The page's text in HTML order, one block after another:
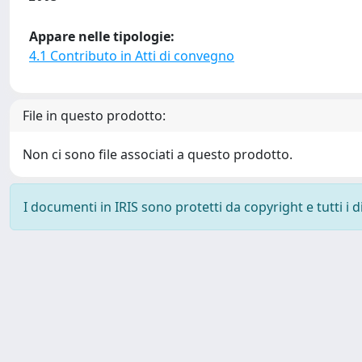
Appare nelle tipologie:
4.1 Contributo in Atti di convegno
File in questo prodotto:
Non ci sono file associati a questo prodotto.
I documenti in IRIS sono protetti da copyright e tutti i